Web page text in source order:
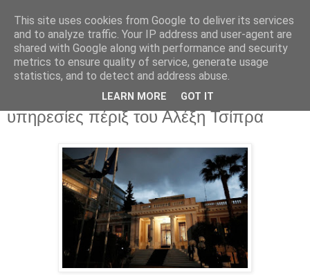
Δευτέρα 1 Ιανουαρίου 2018
Εκατομμύρια ευρώ κοστίζουν οι
υπηρεσίες πέριξ του Αλέξη Τσίπρα
This site uses cookies from Google to deliver its services
and to analyze traffic. Your IP address and user-agent are
shared with Google along with performance and security
metrics to ensure quality of service, generate usage
statistics, and to detect and address abuse.
LEARN MORE GOT IT